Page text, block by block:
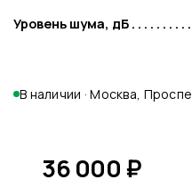
Уровень шума, дБ
В наличии · Москва,
36 000₽